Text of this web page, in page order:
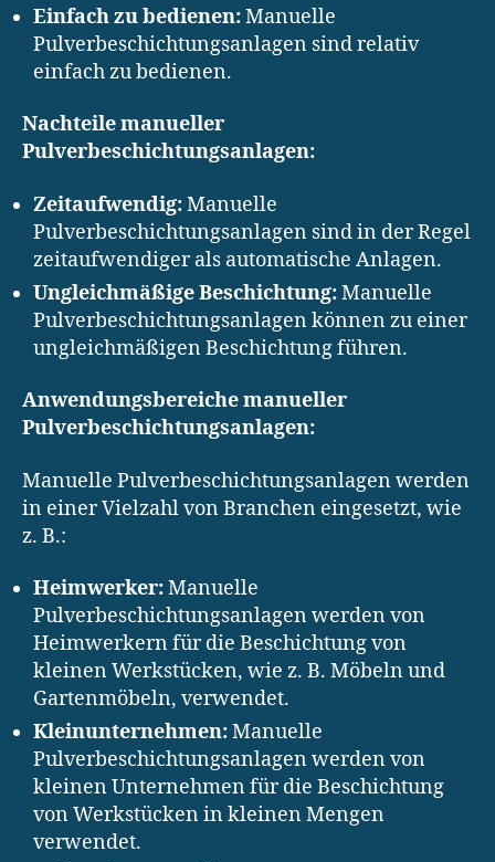
Einfach zu bedienen:Manuelle
Pulverbeschichtungsanlagen sind relativ
einfach zu bedienen.
Nachteile manueller
Pulverbeschichtungsanlagen:
Zeitaufwendig:Manuelle
Pulverbeschichtungsanlagen sind in der Regel
zeitaufwendiger als automatische Anlagen.
Ungleichmäßige Beschichtung:Manuelle
Pulverbeschichtungsanlagen können zu einer
ungleichmäßigen Beschichtung führen.
Anwendungsbereiche manueller
Pulverbeschichtungsanlagen:
Manuelle Pulverbeschichtungsanlagen werden
in einer Vielzahl von Branchen eingesetzt, wie
z. B.:
Heimwerker:Manuelle
Pulverbeschichtungsanlagen werden von
Heimwerkern für die Beschichtung von
kleinen Werkstücken, wie z. B. Möbeln und
Gartenmöbeln, verwendet.
Kleinunternehmen:Manuelle
Pulverbeschichtungsanlagen werden von
kleinen Unternehmen für die Beschichtung
von Werkstücken in kleinen Mengen
verwendet.